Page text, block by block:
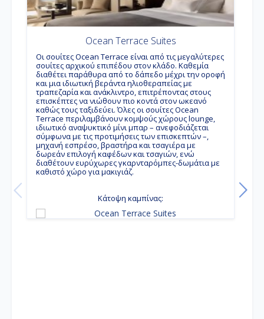
Ocean Terrace Suites
Οι σουίτες Ocean Terrace είναι από τις μεγαλύτερες
σουίτες αρχικού επιπέδου στον κλάδο. Καθεμία
διαθέτει παράθυρα από το δάπεδο μέχρι την οροφή
και μια ιδιωτική βεράντα ηλιοθεραπείας με
τραπεζαρία και ανάκλιντρο, επιτρέποντας στους
επισκέπτες να νιώθουν πιο κοντά στον ωκεανό
καθώς τους ταξιδεύει. Όλες οι σουίτες Ocean
Terrace περιλαμβάνουν κομψούς χώρους lounge,
ιδιωτικό αναψυκτικό μίνι μπαρ – ανεφοδιάζεται
σύμφωνα με τις προτιμήσεις των επισκεπτών –,
μηχανή εσπρέσο, βραστήρα και τσαγιέρα με
δωρεάν επιλογή καφέδων και τσαγιών, ενώ
διαθέτουν ευρύχωρες γκαρνταρόμπες-δωμάτια με
καθιστό χώρο για μακιγιάζ.
Κάτοψη καμπίνας: